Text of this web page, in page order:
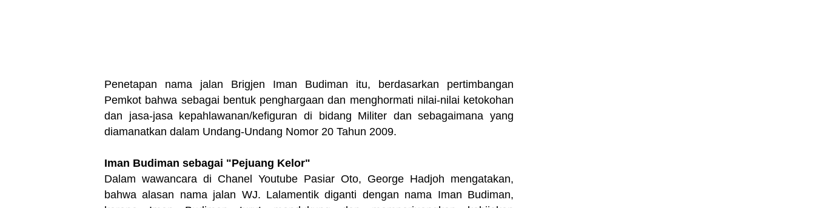
Penetapan nama jalan Brigjen Iman Budiman itu, berdasarkan pertimbangan
Pemkot bahwa sebagai bentuk penghargaan dan menghormati nilai-nilai ketokohan
dan jasa-jasa kepahlawanan/kefiguran di bidang Militer dan sebagaimana yang
diamanatkan dalam Undang-Undang Nomor 20 Tahun 2009.
Iman Budiman sebagai "Pejuang Kelor"
Dalam wawancara di Chanel Youtube Pasiar Oto, George Hadjoh mengatakan,
bahwa alasan nama jalan WJ. Lalamentik diganti dengan nama Iman Budiman,